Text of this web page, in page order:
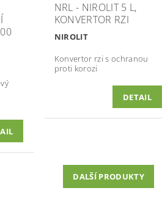
NRL - NIROLIT 5 L,
KONVERTOR RZI
NIROLIT
Konvertor rzi s ochranou
proti korozi
DETAIL
DALŠÍ PRODUKTY